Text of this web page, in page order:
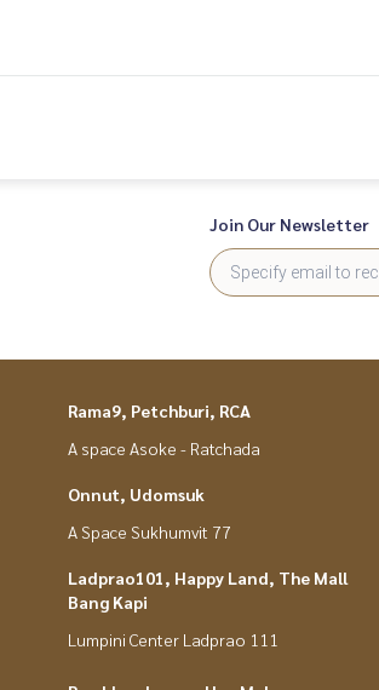
Join Our Newsletter
Rama9, Petchburi, RCA
A space Asoke - Ratchada
Onnut, Udomsuk
A Space Sukhumvit 77
Ladprao101, Happy Land, The Mall
Bang Kapi
Lumpini Center Ladprao 111